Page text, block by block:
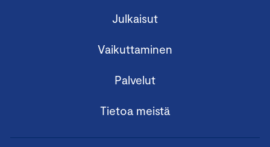
Julkaisut
Vaikuttaminen
Palvelut
Tietoa meistä